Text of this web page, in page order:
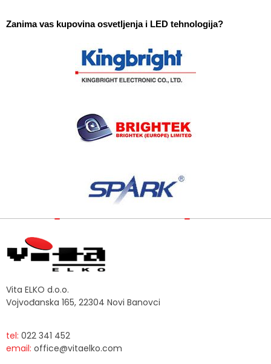
Zanima vas kupovina osvetljenja i LED tehnologija?
Vita ELKO d.o.o.
Vojvođanska 165, 22304 Novi Banovci
tel: 022 341 452
email: office@vitaelko.com